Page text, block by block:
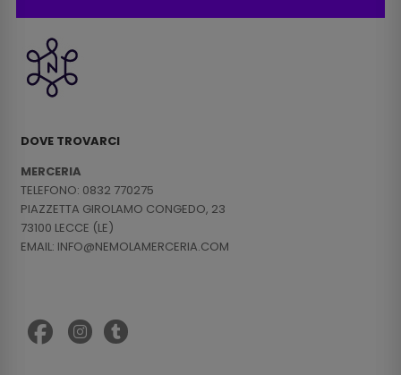
DOVE TROVARCI
MERCERIA
TELEFONO: 0832 770275
PIAZZETTA GIROLAMO CONGEDO, 23
73100 LECCE (LE)
EMAIL: INFO@NEMOLAMERCERIA.COM